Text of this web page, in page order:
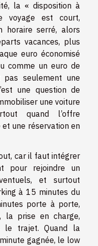
la « disposition à
voyage est court,
horaire serré, alors
vacances, plus
euro économisé
comme un euro de
pas seulement une
une question de
une voiture
quand l’offre
une réservation en
car il faut intégrer
pour rejoindre un
et surtout
à 15 minutes du
porte à porte,
la prise en charge,
le trajet. Quand la
gagnée, le low